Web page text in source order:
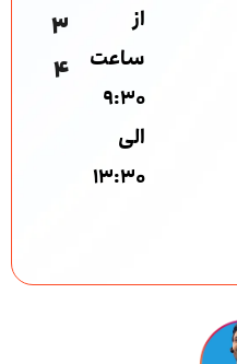
از
ساعت
۹:۳۰
الی
۱۳:۳۰
3
4